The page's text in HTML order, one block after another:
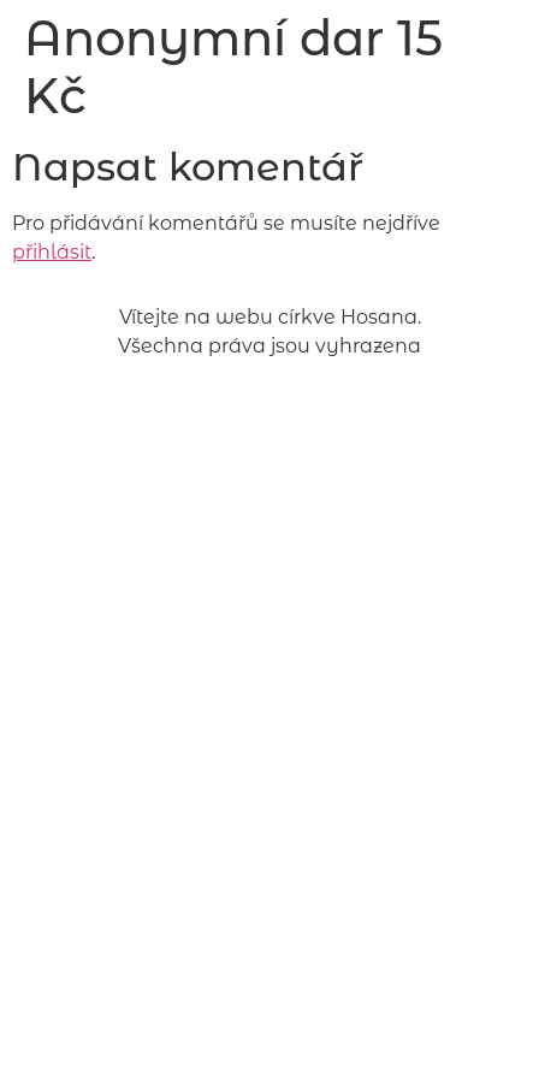
Anonymní dar 15
Kč
Napsat komentář
Pro přidávání komentářů se musíte nejdříve
přihlásit.
Vítejte na webu církve Hosana.
Všechna práva jsou vyhrazena